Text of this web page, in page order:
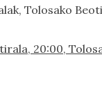
Tolosako
20:00,